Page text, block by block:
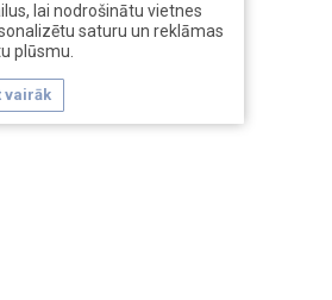
lai nodrošinātu vietnes
saturu un reklāmas
plūsmu.
vairāk